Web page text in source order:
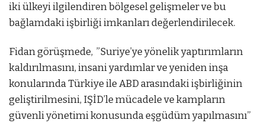
iki ülkeyi ilgilendiren bölgesel gelişmeler ve bu
bağlamdaki işbirliği imkanları değerlendirilecek.
Fidan görüşmede, ”Suriye’ye yönelik yaptırımların
kaldırılmasını, insani yardımlar ve yeniden inşa
konularında Türkiye ile ABD arasındaki işbirliğinin
geliştirilmesini, IŞİD’le mücadele ve kampların
güvenli yönetimi konusunda eşgüdüm yapılmasını”